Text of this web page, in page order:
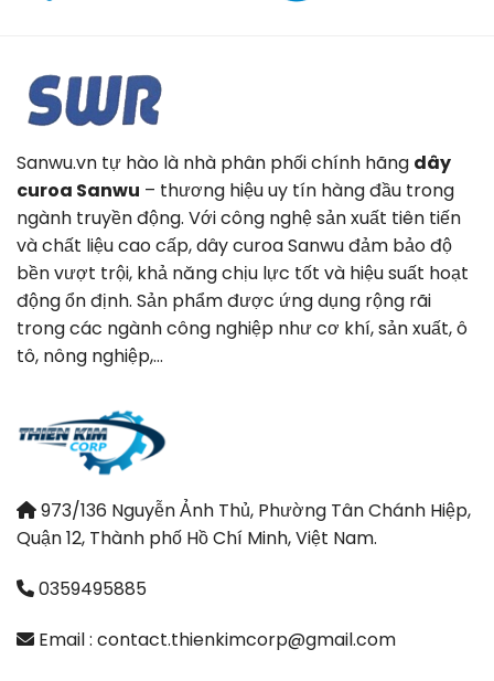
Sanwu.vn tự hào là nhà phân phối chính hãng dây
curoa Sanwu – thương hiệu uy tín hàng đầu trong
ngành truyền động. Với công nghệ sản xuất tiên tiến
và chất liệu cao cấp, dây curoa Sanwu đảm bảo độ
bền vượt trội, khả năng chịu lực tốt và hiệu suất hoạt
động ổn định. Sản phẩm được ứng dụng rộng rãi
trong các ngành công nghiệp như cơ khí, sản xuất, ô
tô, nông nghiệp,…
973/136 Nguyễn Ảnh Thủ, Phường Tân Chánh Hiệp,
Quận 12, Thành phố Hồ Chí Minh, Việt Nam.
0359495885
Email : contact.thienkimcorp@gmail.com